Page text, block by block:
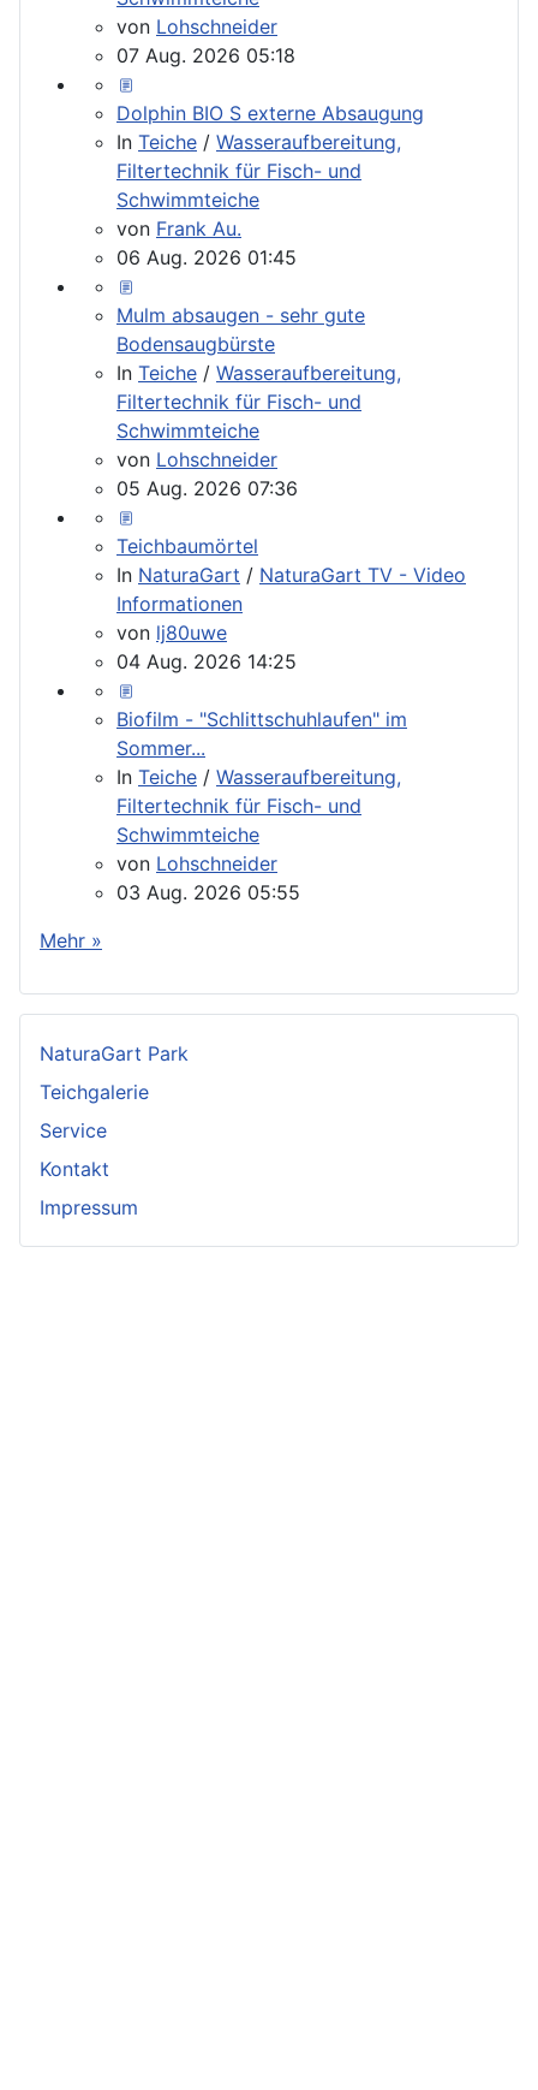
von Lohschneider
07 Aug. 2026 05:18
Dolphin BIO S externe Absaugung
In Teiche / Wasseraufbereitung,
Filtertechnik für Fisch- und
Schwimmteiche
von Frank Au.
06 Aug. 2026 01:45
Mulm absaugen - sehr gute
Bodensaugbürste
In Teiche / Wasseraufbereitung,
Filtertechnik für Fisch- und
Schwimmteiche
von Lohschneider
05 Aug. 2026 07:36
Teichbaumörtel
In NaturaGart / NaturaGart TV - Video
Informationen
von lj80uwe
04 Aug. 2026 14:25
Biofilm - "Schlittschuhlaufen" im
Sommer...
In Teiche / Wasseraufbereitung,
Filtertechnik für Fisch- und
Schwimmteiche
von Lohschneider
03 Aug. 2026 05:55
Mehr »
NaturaGart Park
Teichgalerie
Service
Kontakt
Impressum